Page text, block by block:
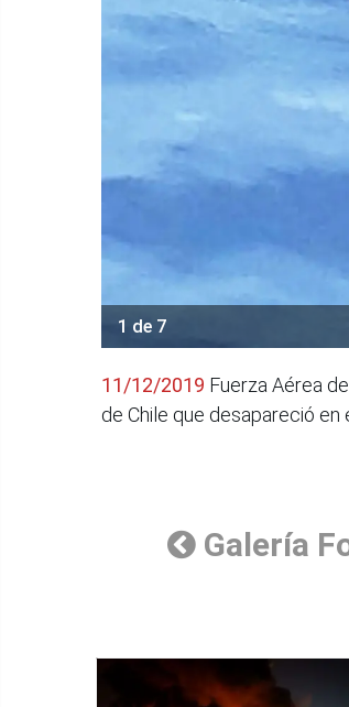
1 de 7
11/12/2019 Fuerza Aérea
de Chile que desapareció
Galería